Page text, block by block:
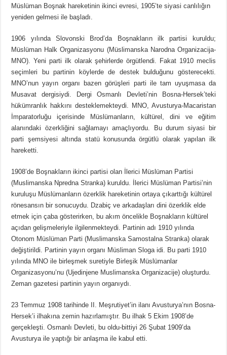
Müslüman Boşnak hareketinin ikinci evresi, 1905’te siyasi canlılığın
yeniden gelmesi ile başladı.
1906 yılında Slovonski Brod’da Boşnakların ilk partisi kuruldu;
Müslüman Halk Organizasyonu (Müslimanska Narodna Organizacija-
MNO). Yeni parti ilk olarak şehirlerde örgütlendi. Fakat 1910 meclis
seçimleri bu partinin köylerde de destek bulduğunu gösterecekti.
MNO’nun yayın organı bazen görüşleri parti ile tam uyuşmasa da
Musavat dergisiydi. Dergi Osmanlı Devleti’nin Bosna-Hersek’teki
hükümranlık hakkını desteklemekteydi. MNO, Avusturya-Macaristan
İmparatorluğu içerisinde Müslümanların, kültürel, dini ve eğitim
alanındaki özerkliğini sağlamayı amaçlıyordu. Bu durum siyasi bir
parti şemsiyesi altında statü konusunda örgütlü olarak yapılan ilk
hareketti.
1908’de Boşnakların ikinci partisi olan İlerici Müslüman Partisi
(Muslimanska Npredna Stranka) kuruldu. İlerici Müslüman Partisi’nin
kuruluşu Müslümanların özerklik hareketinin ortaya çıkarttığı kültürel
rönesansın bir sonucuydu. Dzabiç ve arkadaşları dini özerklik elde
etmek için çaba gösterirken, bu akım öncelikle Boşnakların kültürel
açıdan gelişmeleriyle ilgilenmekteydi. Partinin adı 1910 yılında
Otonom Müslüman Parti (Muslimanska Samostalna Stranka) olarak
değiştirildi. Partinin yayın organı Müsliman Sloga idi. Bu parti 1910
yılında MNO ile birleşmek suretiyle Birleşik Müslümanlar
Organizasyonu’nu (Ujedinjene Muslimanska Organizacije) oluşturdu.
Zeman gazetesi partinin yayın organıydı.
23 Temmuz 1908 tarihinde II. Meşrutiyet’in ilanı Avusturya’nın Bosna-
Hersek’i ilhakına zemin hazırlamıştır. Bu ilhak 5 Ekim 1908’de
gerçekleşti. Osmanlı Devleti, bu oldu-bittiyi 26 Şubat 1909’da
Avusturya ile yaptığı bir anlaşma ile kabul etti.